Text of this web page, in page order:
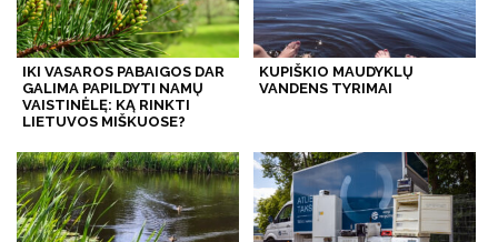
IKI VASAROS PABAIGOS DAR
GALIMA PAPILDYTI NAMŲ
VAISTINĖLĘ: KĄ RINKTI
LIETUVOS MIŠKUOSE?
KUPIŠKIO MAUDYKLŲ
VANDENS TYRIMAI